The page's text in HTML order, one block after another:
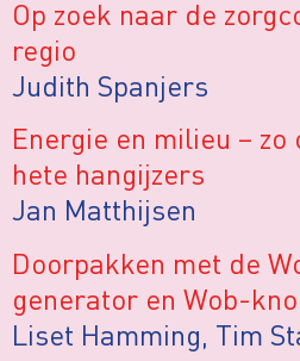
Op zoek naar de
regio
Judith Spanjers
Energie en milieu –
hete hangijzers
Jan Matthijsen
Doorpakken met de
generator en Wob-
Liset Hamming, Tim